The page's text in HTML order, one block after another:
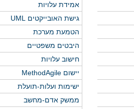
אמידת עלויות
גישת האובייקטים UML
הטמעת מערכת
היבטים משפטיים
חישוב עלויות
יישום MethodAgile
ישימות ועלות-תועלת
ממשק אדם-מחשב